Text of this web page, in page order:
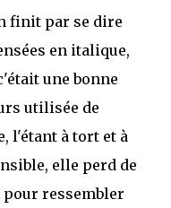
finit par se dire
en italique,
une bonne
utilisée de
l'étant à tort et à
elle perd de
pour ressembler